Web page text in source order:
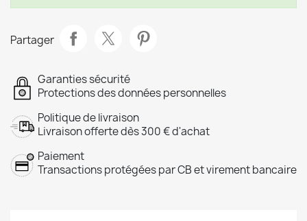
Partager
Garanties sécurité
Protections des données personnelles
Politique de livraison
Livraison offerte dès 300 € d'achat
Paiement
Transactions protégées par CB et virement bancaire